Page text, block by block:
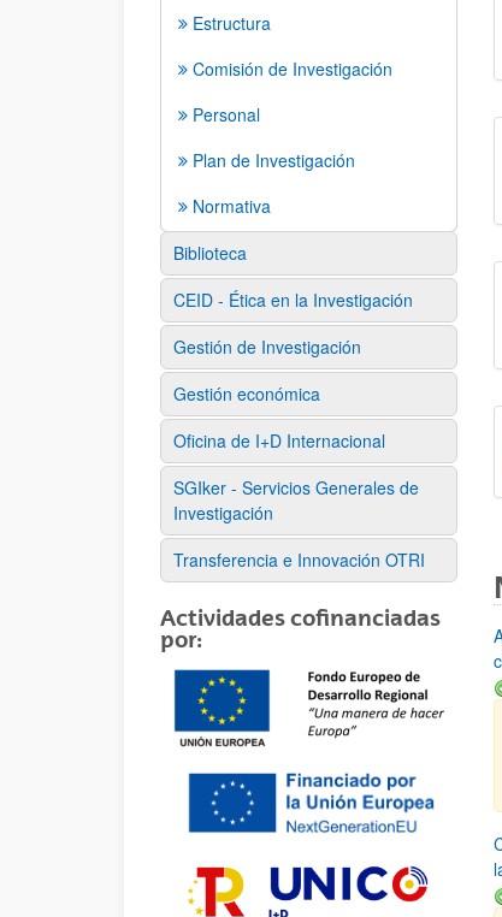
Estructura
Comisión de Investigación
Personal
Plan de Investigación
Normativa
Biblioteca
CEID - Ética en la Investigación
Gestión de Investigación
Gestión económica
Oficina de I+D Internacional
SGIker - Servicios Generales de
Investigación
Transferencia e Innovación OTRI
Actividades cofinanciadas
por: